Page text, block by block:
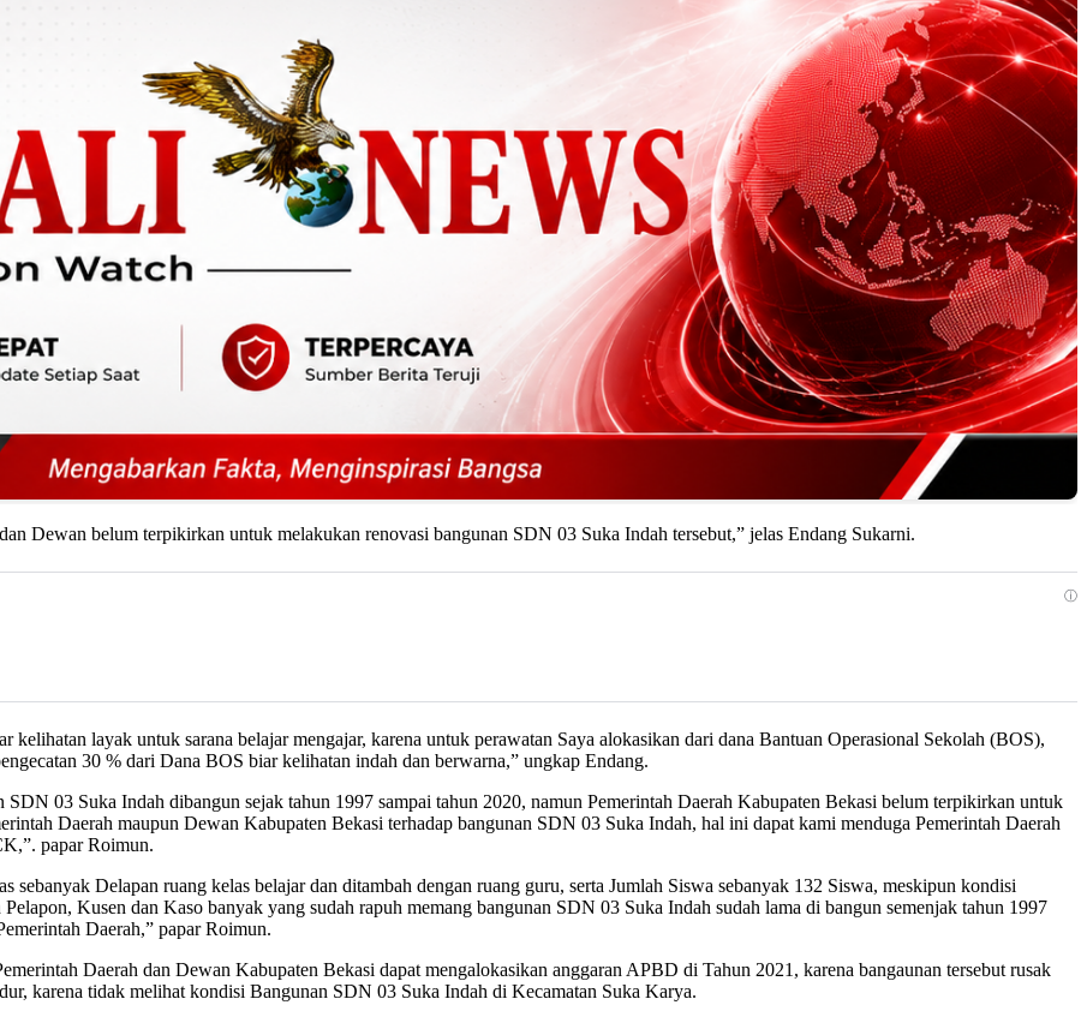
Dewan belum terpikirkan untuk melakukan renovasi bangunan SDN 03 Suka Indah tersebut,” jelas Endang Sukarni.
ⓘ
kelihatan layak untuk sarana belajar mengajar, karena untuk perawatan Saya alokasikan dari dana Bantuan Operasional Sekolah (BOS),
30 % dari Dana BOS biar kelihatan indah dan berwarna,” ungkap Endang.
03 Suka Indah dibangun sejak tahun 1997 sampai tahun 2020, namun Pemerintah Daerah Kabupaten Bekasi belum terpikirkan untuk
Daerah maupun Dewan Kabupaten Bekasi terhadap bangunan SDN 03 Suka Indah, hal ini dapat kami menduga Pemerintah Daerah
papar Roimun.
Delapan ruang kelas belajar dan ditambah dengan ruang guru, serta Jumlah Siswa sebanyak 132 Siswa, meskipun kondisi
Kusen dan Kaso banyak yang sudah rapuh memang bangunan SDN 03 Suka Indah sudah lama di bangun semenjak tahun 1997
Daerah,” papar Roimun.
Daerah dan Dewan Kabupaten Bekasi dapat mengalokasikan anggaran APBD di Tahun 2021, karena bangaunan tersebut rusak
karena tidak melihat kondisi Bangunan SDN 03 Suka Indah di Kecamatan Suka Karya.